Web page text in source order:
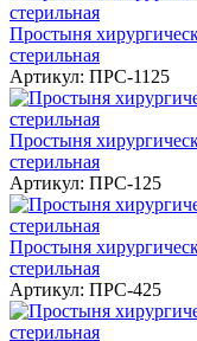
Простыня
стерильная
Артикул: ПРС-1125
Простыня
стерильная
Артикул: ПРС-125
Простыня
стерильная
Артикул: ПРС-425